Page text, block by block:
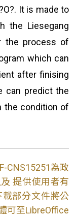
It is made to
the Liesegang
the process of
which can
after finising
can predict the
the condition of
CNS15251為政
提供使用者有
部分文件將公
可至LibreOffice